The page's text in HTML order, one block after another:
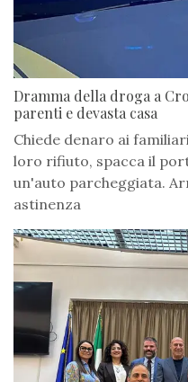
Dramma della droga a
parenti e devasta casa
Chiede denaro ai
loro rifiuto, spacca il
un'auto parcheggiata.
astinenza